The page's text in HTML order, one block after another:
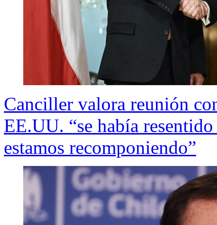
Canciller valora reunión
EE.UU. “se había
estamos recomponiendo”